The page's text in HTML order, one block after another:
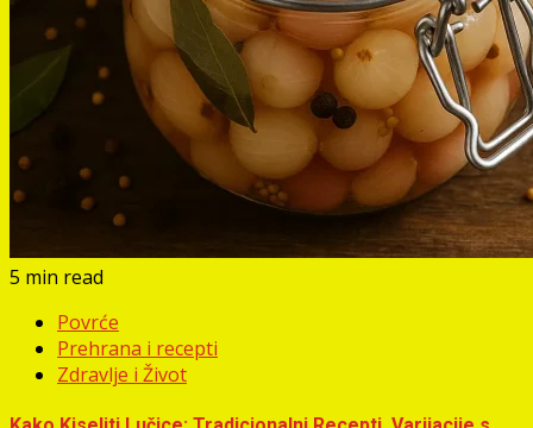
5 min read
Povrće
Prehrana i recepti
Zdravlje i Život